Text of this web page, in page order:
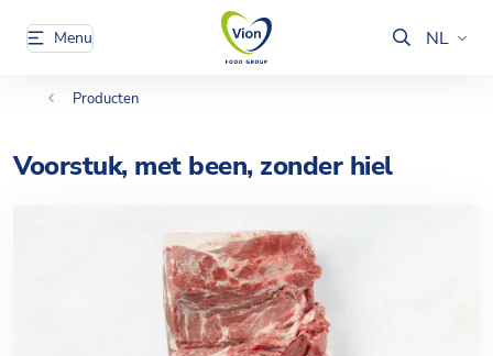
Menu NL
Producten
Voorstuk, met been, zonder hiel